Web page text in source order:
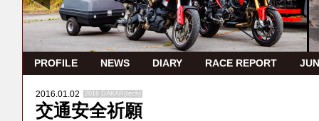
PROFILE NEWS DIARY RACE REPORT
2016.01.02 2016 DAKAR(tech)
交通安全祈願